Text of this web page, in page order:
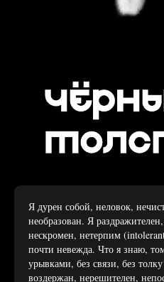
Я дурен собой, неловок,
необразован. Я
нескромен, нетерпим
почти невежда. Что я знаю,
урывками, без связи, без
воздержан, нерешителен,